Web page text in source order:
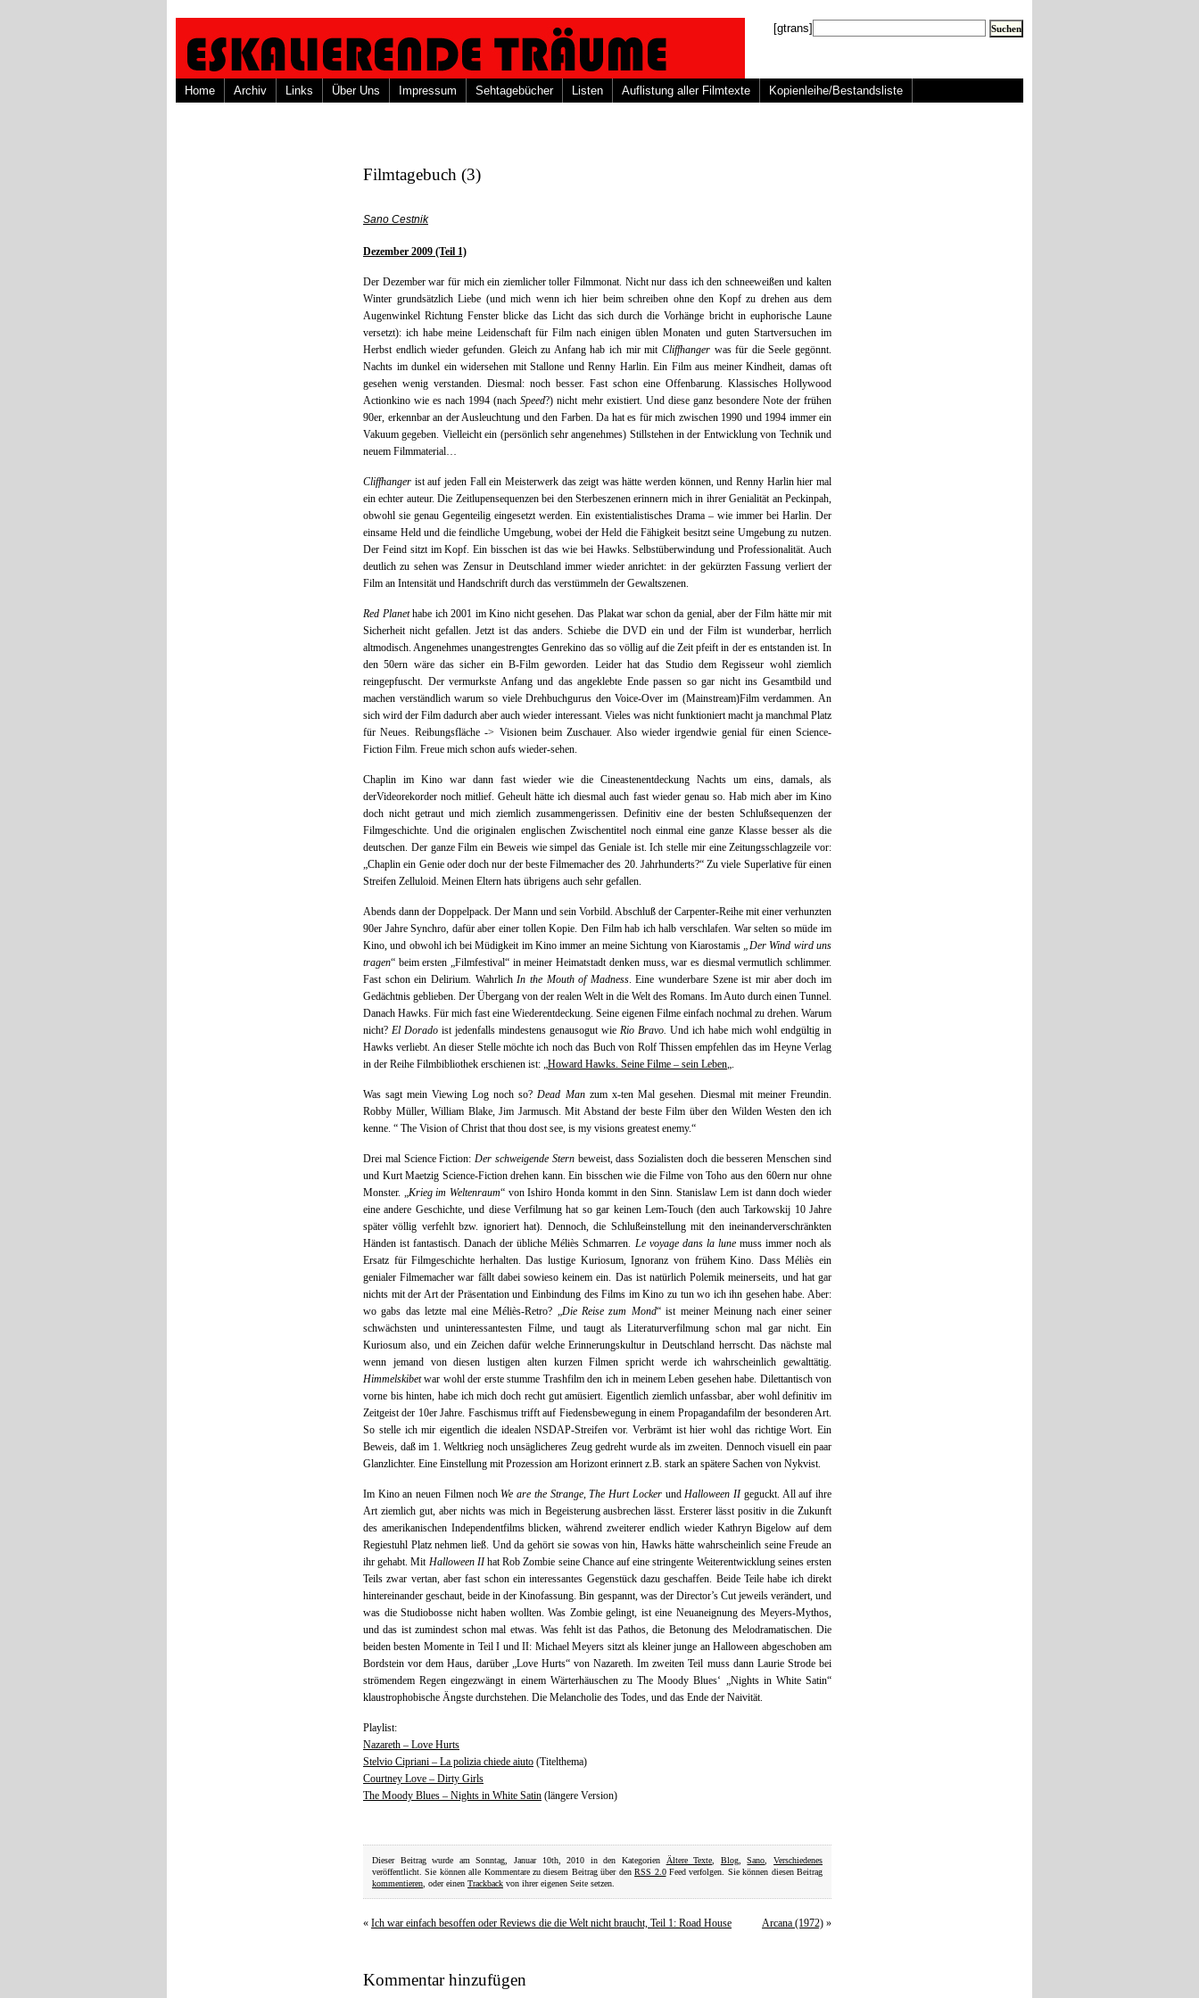
[gtrans]
Home Archiv Links Über Uns Impressum Sehtagebücher Listen Auflistung aller Filmtexte Kopienleihe/Bestandsliste
Filmtagebuch (3)
Sano Cestnik
Dezember 2009 (Teil 1)
Der Dezember war für mich ein ziemlicher toller Filmmonat. Nicht nur dass ich den schneeweißen und kalten
Winter grundsätzlich Liebe (und mich wenn ich hier beim schreiben ohne den Kopf zu drehen aus dem
Augenwinkel Richtung Fenster blicke das Licht das sich durch die Vorhänge bricht in euphorische Laune
versetzt): ich habe meine Leidenschaft für Film nach einigen üblen Monaten und guten Startversuchen im
Herbst endlich wieder gefunden. Gleich zu Anfang hab ich mir mit Cliffhangerwas für die Seele gegönnt.
Nachts im dunkel ein widersehen mit Stallone und Renny Harlin. Ein Film aus meiner Kindheit, damas oft
gesehen wenig verstanden. Diesmal: noch besser. Fast schon eine Offenbarung. Klassisches Hollywood
Actionkino wie es nach 1994 (nachSpeed?) nicht mehr existiert. Und diese ganz besondere Note der frühen
90er, erkennbar an der Ausleuchtung und den Farben. Da hat es für mich zwischen 1990 und 1994 immer ein
Vakuum gegeben. Vielleicht ein (persönlich sehr angenehmes) Stillstehen in der Entwicklung von Technik und
neuem Filmmaterial…
Cliffhanger ist auf jeden Fall ein Meisterwerk das zeigt was hätte werden können, und Renny Harlin hier mal
ein echter auteur. Die Zeitlupensequenzen bei den Sterbeszenen erinnern mich in ihrer Genialität an Peckinpah,
obwohl sie genau Gegenteilig eingesetzt werden. Ein existentialistisches Drama – wie immer bei Harlin. Der
einsame Held und die feindliche Umgebung, wobei der Held die Fähigkeit besitzt seine Umgebung zu nutzen.
Der Feind sitzt im Kopf. Ein bisschen ist das wie bei Hawks. Selbstüberwindung und Professionalität. Auch
deutlich zu sehen was Zensur in Deutschland immer wieder anrichtet: in der gekürzten Fassung verliert der
Film an Intensität und Handschrift durch das verstümmeln der Gewaltszenen.
Red Planethabe ich 2001 im Kino nicht gesehen. Das Plakat war schon da genial, aber der Film hätte mir mit
Sicherheit nicht gefallen. Jetzt ist das anders. Schiebe die DVD ein und der Film ist wunderbar, herrlich
altmodisch. Angenehmes unangestrengtes Genrekino das so völlig auf die Zeit pfeift in der es entstanden ist. In
den 50ern wäre das sicher ein B-Film geworden. Leider hat das Studio dem Regisseur wohl ziemlich
reingepfuscht. Der vermurkste Anfang und das angeklebte Ende passen so gar nicht ins Gesamtbild und
machen verständlich warum so viele Drehbuchgurus den Voice-Over im (Mainstream)Film verdammen. An
sich wird der Film dadurch aber auch wieder interessant. Vieles was nicht funktioniert macht ja manchmal Platz
für Neues. Reibungsfläche -> Visionen beim Zuschauer. Also wieder irgendwie genial für einen Science-
Fiction Film. Freue mich schon aufs wieder-sehen.
Chaplin im Kino war dann fast wieder wie die Cineastenentdeckung Nachts um eins, damals, als
derVideorekorder noch mitlief. Geheult hätte ich diesmal auch fast wieder genau so. Hab mich aber im Kino
doch nicht getraut und mich ziemlich zusammengerissen. Definitiv eine der besten Schlußsequenzen der
Filmgeschichte. Und die originalen englischen Zwischentitel noch einmal eine ganze Klasse besser als die
deutschen. Der ganze Film ein Beweis wie simpel das Geniale ist. Ich stelle mir eine Zeitungsschlagzeile vor:
„Chaplin ein Genie oder doch nur der beste Filmemacher des 20. Jahrhunderts?“ Zu viele Superlative für einen
Streifen Zelluloid. Meinen Eltern hats übrigens auch sehr gefallen.
Abends dann der Doppelpack. Der Mann und sein Vorbild. Abschluß der Carpenter-Reihe mit einer verhunzten
90er Jahre Synchro, dafür aber einer tollen Kopie. Den Film hab ich halb verschlafen. War selten so müde im
Kino, und obwohl ich bei Müdigkeit im Kino immer an meine Sichtung von Kiarostamis „Der Wind wird uns
tragen“ beim ersten „Filmfestival“ in meiner Heimatstadt denken muss, war es diesmal vermutlich schlimmer.
Fast schon ein Delirium. WahrlichIn the Mouth of Madness. Eine wunderbare Szene ist mir aber doch im
Gedächtnis geblieben. Der Übergang von der realen Welt in die Welt des Romans. Im Auto durch einen Tunnel.
Danach Hawks. Für mich fast eine Wiederentdeckung. Seine eigenen Filme einfach nochmal zu drehen. Warum
nicht? El Dorado ist jedenfalls mindestens genausogut wie Rio Bravo. Und ich habe mich wohl endgültig in
Hawks verliebt. An dieser Stelle möchte ich noch das Buch von Rolf Thissen empfehlen das im Heyne Verlag
in der Reihe Filmbibliothek erschienen ist: „Howard Hawks. Seine Filme – sein Leben„.
Was sagt mein Viewing Log noch so?Dead Manzum x-ten Mal gesehen. Diesmal mit meiner Freundin.
Robby Müller, William Blake, Jim Jarmusch. Mit Abstand der beste Film über den Wilden Westen den ich
kenne. “ The Vision of Christ that thou dost see, is my visions greatest enemy.“
Drei mal Science Fiction: Der schweigende Sternbeweist, dass Sozialisten doch die besseren Menschen sind
und Kurt Maetzig Science-Fiction drehen kann. Ein bisschen wie die Filme von Toho aus den 60ern nur ohne
Monster. „Krieg im Weltenraum“ von Ishiro Honda kommt in den Sinn. Stanislaw Lem ist dann doch wieder
eine andere Geschichte, und diese Verfilmung hat so gar keinen Lem-Touch (den auch Tarkowskij 10 Jahre
später völlig verfehlt bzw. ignoriert hat). Dennoch, die Schlußeinstellung mit den ineinanderverschränkten
Händen ist fantastisch. Danach der übliche Méliès Schmarren. Le voyage dans la lunemuss immer noch als
Ersatz für Filmgeschichte herhalten. Das lustige Kuriosum, Ignoranz von frühem Kino. Dass Méliès ein
genialer Filmemacher war fällt dabei sowieso keinem ein. Das ist natürlich Polemik meinerseits, und hat gar
nichts mit der Art der Präsentation und Einbindung des Films im Kino zu tun wo ich ihn gesehen habe. Aber:
wo gabs das letzte mal eine Méliès-Retro? „Die Reise zum Mond“ ist meiner Meinung nach einer seiner
schwächsten und uninteressantesten Filme, und taugt als Literaturverfilmung schon mal gar nicht. Ein
Kuriosum also, und ein Zeichen dafür welche Erinnerungskultur in Deutschland herrscht. Das nächste mal
wenn jemand von diesen lustigen alten kurzen Filmen spricht werde ich wahrscheinlich gewalttätig.
Himmelskibetwar wohl der erste stumme Trashfilm den ich in meinem Leben gesehen habe. Dilettantisch von
vorne bis hinten, habe ich mich doch recht gut amüsiert. Eigentlich ziemlich unfassbar, aber wohl definitiv im
Zeitgeist der 10er Jahre. Faschismus trifft auf Fiedensbewegung in einem Propagandafilm der besonderen Art.
So stelle ich mir eigentlich die idealen NSDAP-Streifen vor. Verbrämt ist hier wohl das richtige Wort. Ein
Beweis, daß im 1. Weltkrieg noch unsäglicheres Zeug gedreht wurde als im zweiten. Dennoch visuell ein paar
Glanzlichter. Eine Einstellung mit Prozession am Horizont erinnert z.B. stark an spätere Sachen von Nykvist.
Im Kino an neuen Filmen noch We are the Strange,The Hurt LockerundHalloween IIgeguckt. All auf ihre
Art ziemlich gut, aber nichts was mich in Begeisterung ausbrechen lässt. Ersterer lässt positiv in die Zukunft
des amerikanischen Independentfilms blicken, während zweiterer endlich wieder Kathryn Bigelow auf dem
Regiestuhl Platz nehmen ließ. Und da gehört sie sowas von hin, Hawks hätte wahrscheinlich seine Freude an
ihr gehabt. Mit Halloween IIhat Rob Zombie seine Chance auf eine stringente Weiterentwicklung seines ersten
Teils zwar vertan, aber fast schon ein interessantes Gegenstück dazu geschaffen. Beide Teile habe ich direkt
hintereinander geschaut, beide in der Kinofassung. Bin gespannt, was der Director’s Cut jeweils verändert, und
was die Studiobosse nicht haben wollten. Was Zombie gelingt, ist eine Neuaneignung des Meyers-Mythos,
und das ist zumindest schon mal etwas. Was fehlt ist das Pathos, die Betonung des Melodramatischen. Die
beiden besten Momente in Teil I und II: Michael Meyers sitzt als kleiner junge an Halloween abgeschoben am
Bordstein vor dem Haus, darüber „Love Hurts“ von Nazareth. Im zweiten Teil muss dann Laurie Strode bei
strömendem Regen eingezwängt in einem Wärterhäuschen zu The Moody Blues‘ „Nights in White Satin“
klaustrophobische Ängste durchstehen. Die Melancholie des Todes, und das Ende der Naivität.
Playlist:
Nazareth – Love Hurts
Stelvio Cipriani – La polizia chiede aiuto (Titelthema)
Courtney Love – Dirty Girls
The Moody Blues – Nights in White Satin (längere Version)
Dieser Beitrag wurde am Sonntag, Januar 10th, 2010 in den Kategorien Ältere Texte Blog,Sano ,Verschiedenes
veröffentlicht. Sie können alle Kommentare zu diesem Beitrag über denRSS 2.0Feed verfolgen. Sie können diesen Beitrag
kommentieren , oder einen Trackback von ihrer eigenen Seite setzen.
« Ich war einfach besoffen oder Reviews die die Welt nicht braucht, Teil 1: Road House Arcana (1972) »
Kommentar hinzufügen